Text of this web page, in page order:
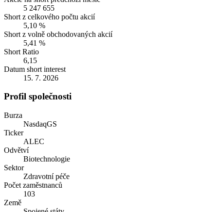
5 247 655
Short z celkového počtu akcií
5,10 %
Short z volně obchodovaných akcií
5,41 %
Short Ratio
6,15
Datum short interest
15. 7. 2026
Profil společnosti
Burza
NasdaqGS
Ticker
ALEC
Odvětví
Biotechnologie
Sektor
Zdravotní péče
Počet zaměstnanců
103
Země